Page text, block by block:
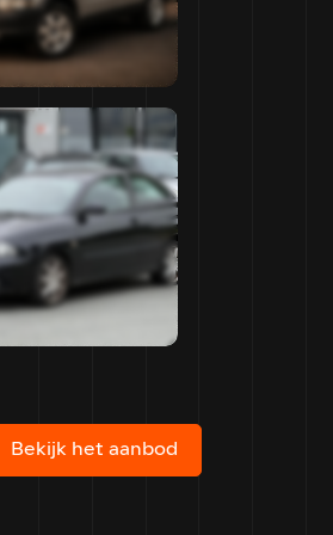
€ 1.550,-
Bekijk het aanbod